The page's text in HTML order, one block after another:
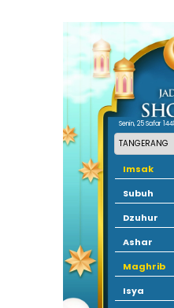
Senin, 25 Safar
Imsak
Subuh
Dzuhur
Ashar
Maghrib
Isya